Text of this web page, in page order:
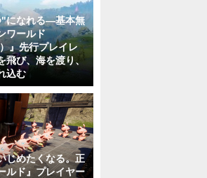
"になれる―基本無
ワールド
』先行プレイレ
飛び、海を渡り、
込む
じめたくなる。正
ルド』プレイヤー